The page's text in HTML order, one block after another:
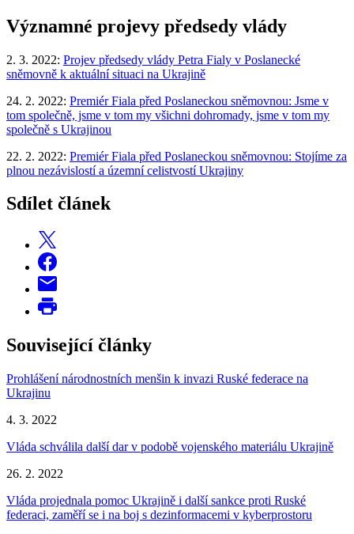
Významné projevy předsedy vlády
2. 3. 2022: Projev předsedy vlády Petra Fialy v Poslanecké
sněmovně k aktuální situaci na Ukrajině
24. 2. 2022: Premiér Fiala před Poslaneckou sněmovnou: Jsme v
tom společně, jsme v tom my všichni dohromady, jsme v tom my
společně s Ukrajinou
22. 2. 2022: Premiér Fiala před Poslaneckou sněmovnou: Stojíme za
plnou nezávislostí a územní celistvostí Ukrajiny
Sdílet článek
Související články
Prohlášení národnostních menšin k invazi Ruské federace na
Ukrajinu
4. 3. 2022
Vláda schválila další dar v podobě vojenského materiálu Ukrajině
26. 2. 2022
Vláda projednala pomoc Ukrajině i další sankce proti Ruské
federaci, zaměří se i na boj s dezinformacemi v kyberprostoru